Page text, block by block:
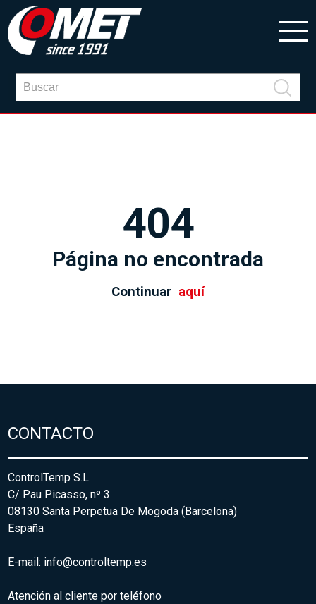
404
Página no encontrada
Continuar aquí
CONTACTO
ControlTemp S.L.
C/ Pau Picasso, nº 3
08130 Santa Perpetua De Mogoda (Barcelona)
España
E-mail: info@controltemp.es
Atención al cliente por teléfono